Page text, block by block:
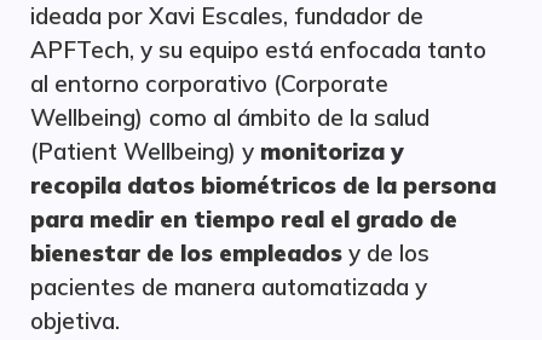
ideada por Xavi Escales, fundador de
APFTech, y su equipo está enfocada tanto
al entorno corporativo (Corporate
Wellbeing) como al ámbito de la salud
(Patient Wellbeing) y monitoriza y
recopila datos biométricos de la persona
para medir en tiempo real el grado de
bienestar de los empleados y de los
pacientes de manera automatizada y
objetiva.